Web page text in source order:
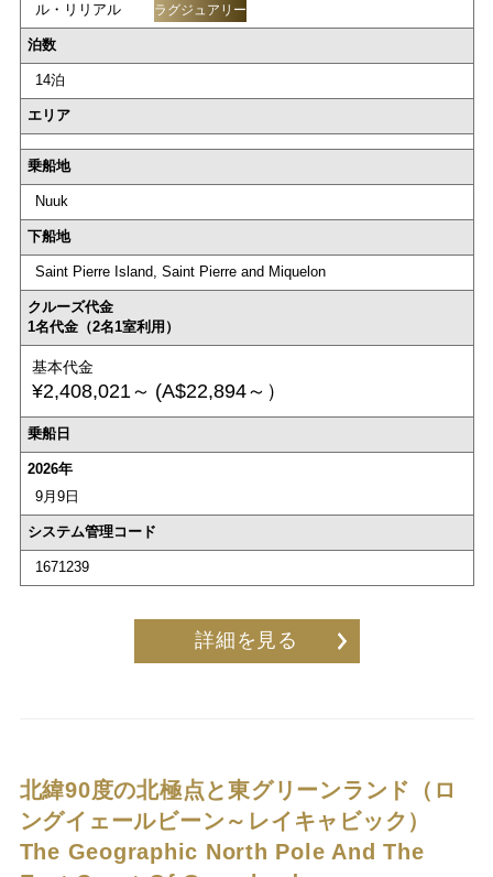
ル・リリアル ラグジュアリー
泊数
14泊
エリア
乗船地
Nuuk
下船地
Saint Pierre Island, Saint Pierre and Miquelon
クルーズ代金
1名代金（2名1室利用）
基本代金
¥2,408,021～ (A$22,894～）
乗船日
2026年
9月9日
システム管理コード
1671239
詳細を見る
北緯90度の北極点と東グリーンランド（ロ
ングイェールビーン～レイキャビック）
The Geographic North Pole And The